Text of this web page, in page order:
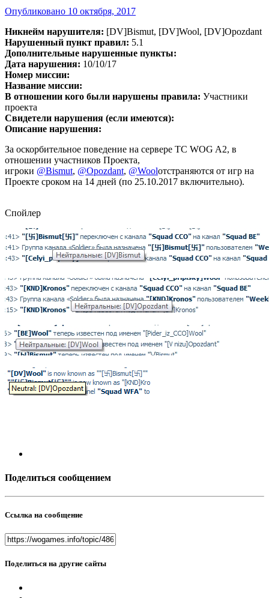
Опубликовано 10 октября, 2017
Никнейм нарушителя: [DV]Bismut, [DV]Wool, [DV]Opozdant
Нарушенный пункт правил: 5.1
Дополнительные нарушенные пункты:
Дата нарушения: 10/10/17
Номер миссии:
Название миссии:
В отношении кого были нарушены правила: Участники
проекта
Свидетели нарушения (если имеются):
Описание нарушения:
За оскорбительное поведение на сервере ТС WOG A2, в
отношении участников Проекта,
игроки @Bismut, @Opozdant, @Woolотстраняются от игр на
Проекте сроком на 14 дней (по 25.10.2017 включительно).
Спойлер
Поделиться сообщением
Ссылка на сообщение
Поделиться на другие сайты